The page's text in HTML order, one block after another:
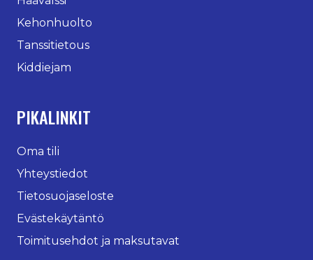
Kehonhuolto
Tanssitietous
Kiddiejam
PIKALINKIT
Oma tili
Yhteystiedot
Tietosuojaseloste
Evästekäytäntö
Toimitusehdot ja maksutavat